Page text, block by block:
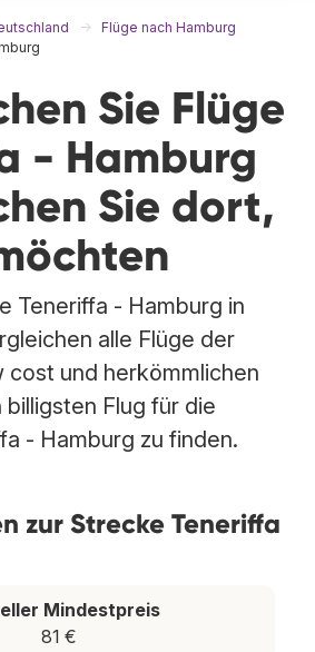
Flüge nach Hamburg
Sie Flüge
- Hamburg
Sie dort,
Teneriffa - Hamburg in
alle Flüge der
cost und herkömmlichen
billigsten Flug für die
- Hamburg zu finden.
zur Strecke Teneriffa
Mindestpreis
81 €